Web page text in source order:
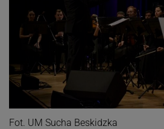
Fot. UM Sucha Beskidzka